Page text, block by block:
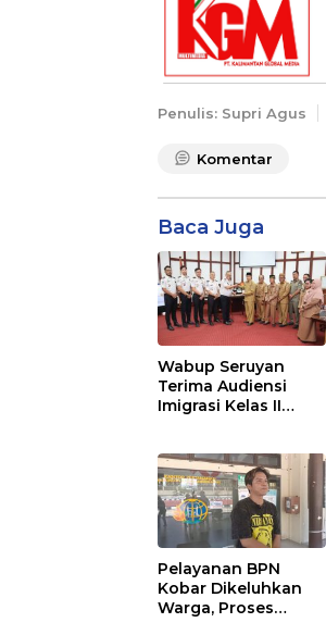
Penulis: Supri Agus
Komentar
Baca Juga
Wabup Seruyan
Terima Audiensi
Imigrasi Kelas II
Pelayanan BPN
Kobar Dikeluhkan
Warga, Proses